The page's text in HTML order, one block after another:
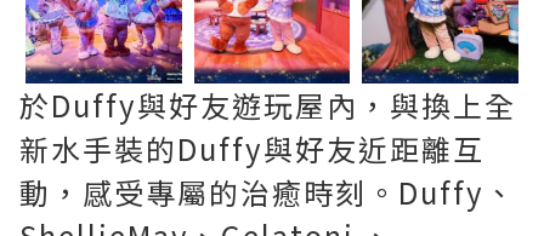
於Duffy與好友遊玩屋內，與換上全
新水手裝的Duffy與好友近距離互
動，感受專屬的治癒時刻。Duffy、